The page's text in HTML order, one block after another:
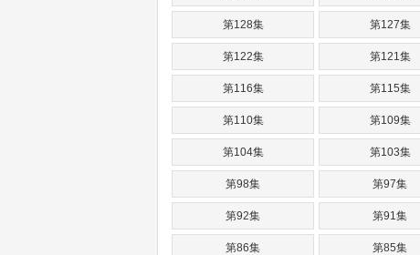
第128集 第127集
第122集 第121集
第116集 第115集
第110集 第109集
第104集 第103集
第98集 第97集
第92集 第91集
第86集 第85集